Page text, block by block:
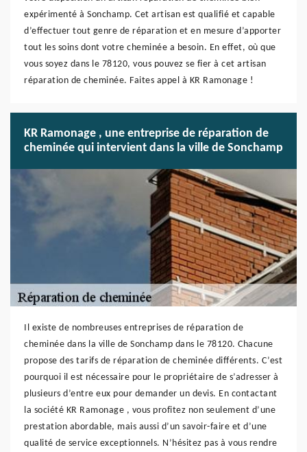
expérimenté à Sonchamp. Cet artisan est qualifié et capable
d’effectuer tout genre de réparation et en mesure d’apporter
tout les soins dont votre cheminée a besoin. En effet, où que
vous soyez dans le 78120, vous pouvez se fier à cet artisan
réparation de cheminée. Faites appel à KR Ramonage !
KR Ramonage , une entreprise de réparation de
cheminée qui intervient dans la ville de Sonchamp
Il existe de nombreuses entreprises de réparation de
cheminée dans la ville de Sonchamp dans le 78120. Chacune
propose des tarifs de réparation de cheminée différents. C’est
pourquoi il est nécessaire pour le propriétaire de s’adresser à
plusieurs d’entre eux pour demander un devis. En contactant
la société KR Ramonage , vous profitez non seulement d’une
prestation abordable, mais aussi d’un savoir-faire et d’une
qualité de service exceptionnels. N’hésitez pas à vous rendre